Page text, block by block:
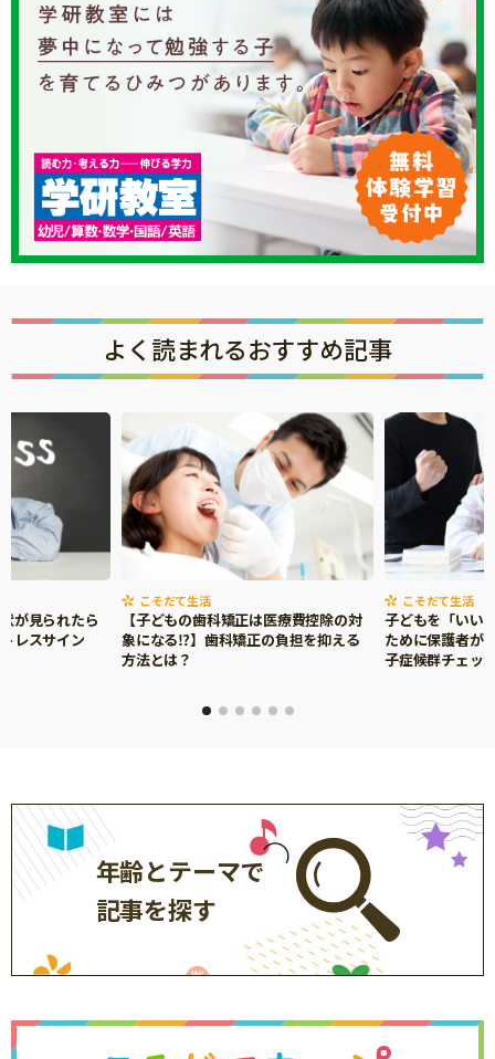
よく読まれるおすすめ記事
が見られたら
レスサイン
こそだて生活
【子どもの歯科矯正は医療費控除の対
象になる⁉】歯科矯正の負担を抑える
方法とは？
こそだて生活
子どもを「いい
ために保護者が
子症候群チェッ
年齢とテーマで
記事を探す